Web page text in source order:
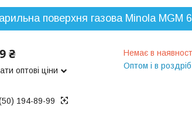
поверхня газова Minola MGM
₴
оптові ціни
Немає в
Оптом і в роздріб
194-89-99